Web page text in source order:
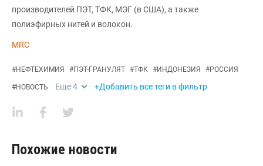
производителей ПЭТ, ТФК, МЭГ (в США), а также
полиэфирных нитей и волокон.
MRC
#НЕФТЕХИМИЯ #ПЭТ-ГРАНУЛЯТ #ТФК #ИНДОНЕЗИЯ #РОССИЯ
#НОВОСТЬ Еще4 +Добавить все теги в фильтр
Похожие новости